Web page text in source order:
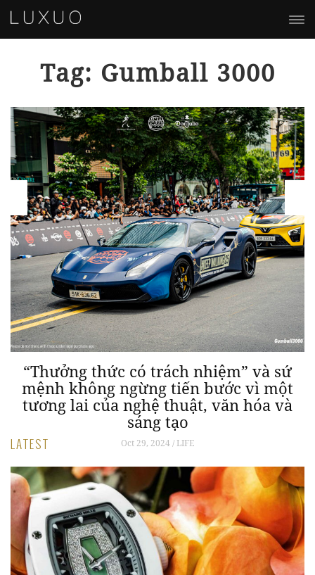
Tag: Gumball 3000
“Thưởng thức có trách nhiệm” và sứ
mệnh không ngừng tiến bước vì một
tương lai của nghệ thuật, văn hóa và
sáng tạo
Oct 29, 2024 / LIFE
LATEST